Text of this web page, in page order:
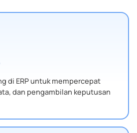
di ERP untuk mempercepat
dan pengambilan keputusan